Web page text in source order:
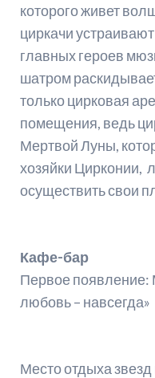
которого живет
циркачи
главных героев
шатром
только цирковая
помещения, ведь
Мертвой Луны,
хозяйки Цирконии,
осуществить свои
Кафе-бар
Первое появление:
любовь – навсегда»
Место отдыха звезд